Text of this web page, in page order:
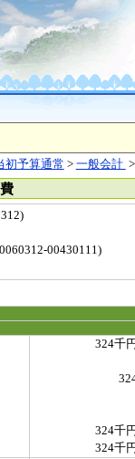
初予算通常 > 一般会計
00430111)
324千
324千
324千